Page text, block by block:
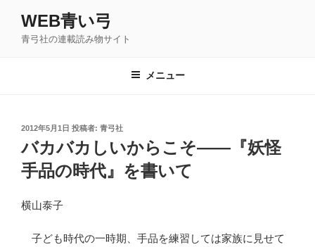
WEB青い弓
青弓社の連載読み物サイト
メニュー
投
日:
2012年5月1日 投稿者: 青弓社
バカバカしいからこそ――『妖怪
手品の時代』を書いて
横山泰子
子ども時代の一時期、手品を練習しては家族に見せて